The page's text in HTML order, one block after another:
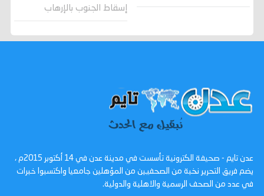
إسقاط الجنوب بالإرهاب
عدن تايم - صحيفة الكترونية تأسست في مدينة عدن في 14 أكتوبر 2015م ،
يضم فريق التحرير نخبة من الصحفيين من المؤهلين جامعيا واكتسبوا خبرات
في عدد من الصحف الرسمية والاهلية والدولية.